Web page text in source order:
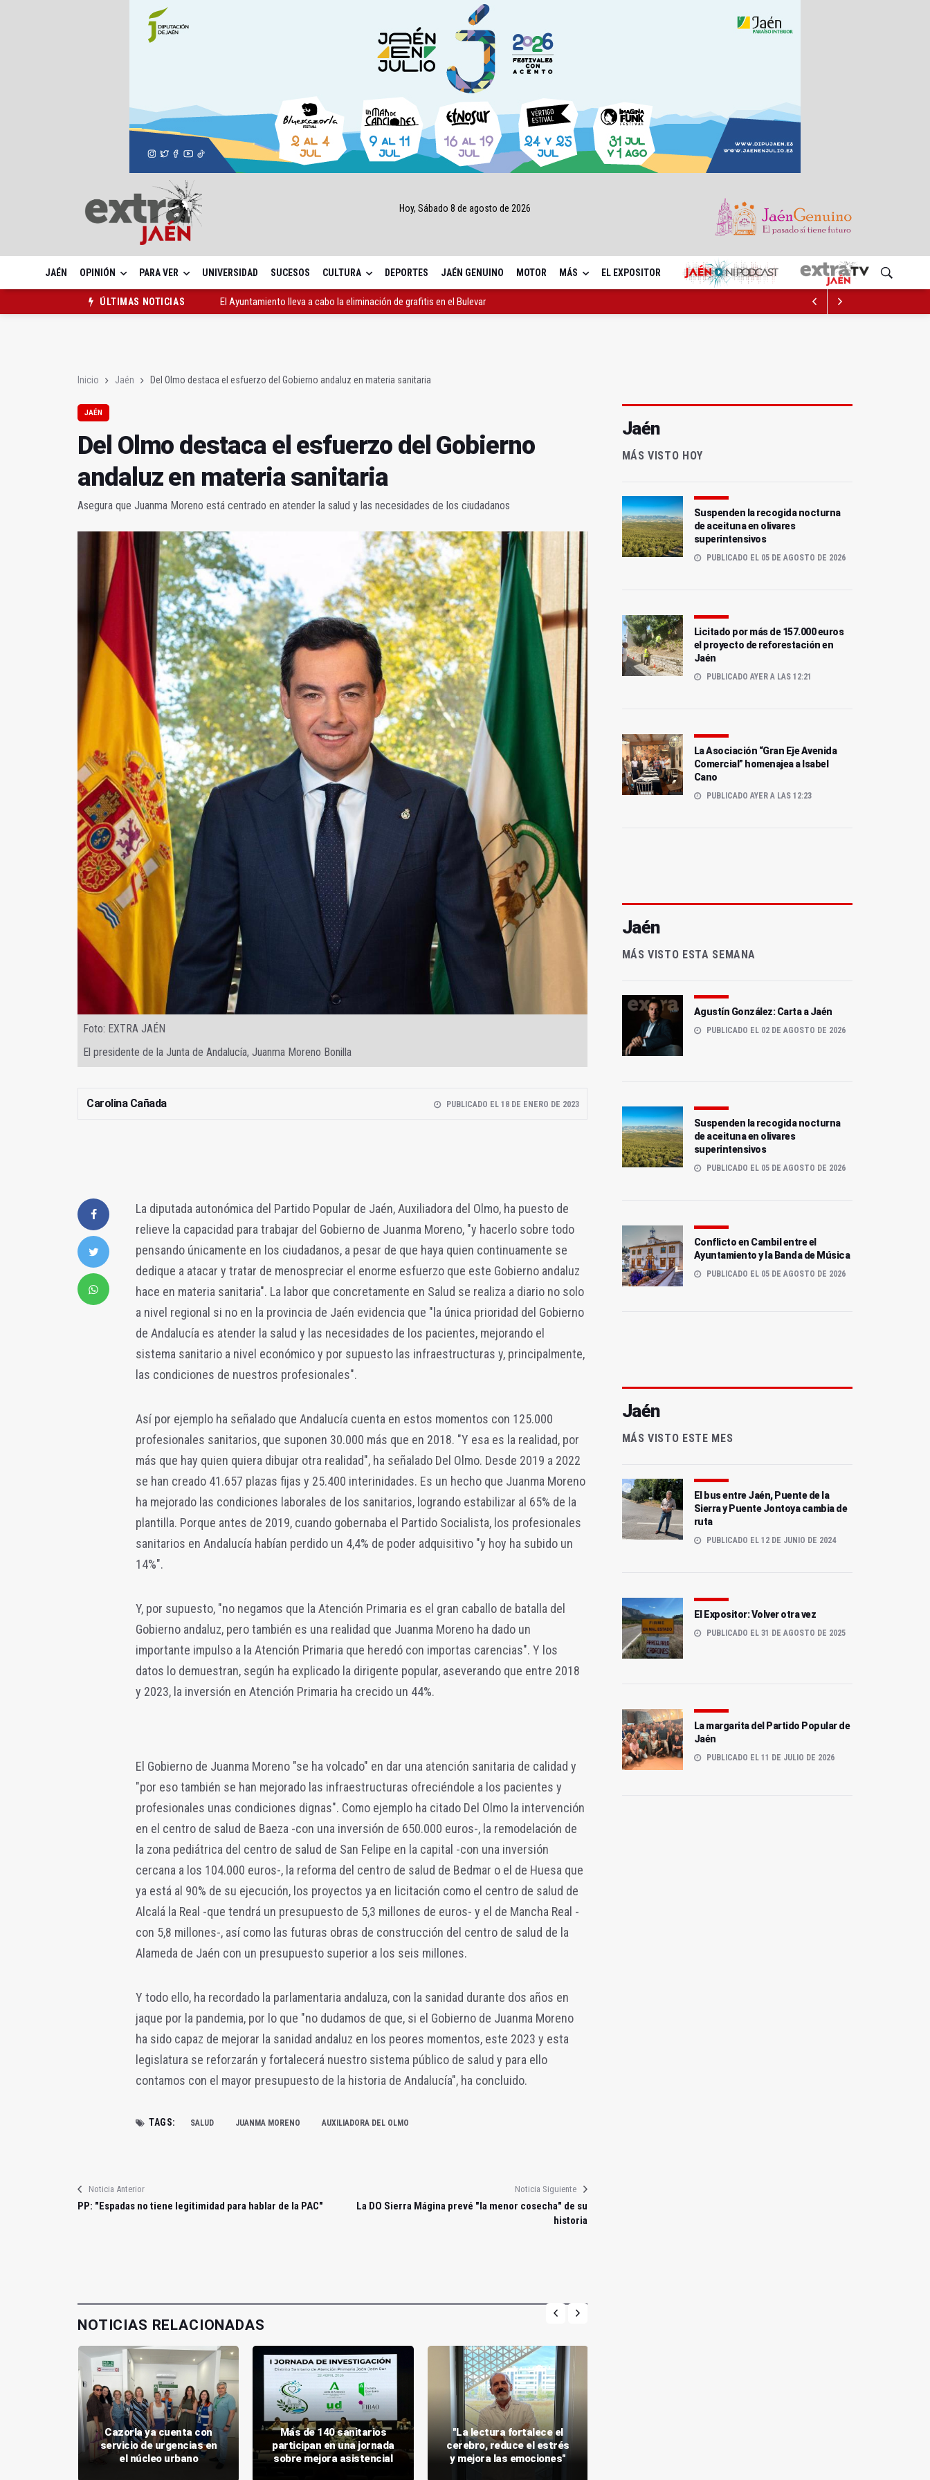
Hoy, Sábado 8 de agosto de 2026
JAÉN OPINIÓN PARA VER UNIVERSIDAD SUCESOS CULTURA DEPORTES JAÉN GENUINO MOTOR MÁS EL EXPOSITOR
ÚLTIMAS NOTICIAS
El Ayuntamiento lleva a cabo la eliminación de grafitis en el Bulevar
Inicio Jaén Del Olmo destaca el esfuerzo del Gobierno andaluz en materia sanitaria
JAÉN
Del Olmo destaca el esfuerzo del Gobierno
andaluz en materia sanitaria
Asegura que Juanma Moreno está centrado en atender la salud y las necesidades de los ciudadanos
Foto: EXTRA JAÉN
El presidente de la Junta de Andalucía, Juanma Moreno Bonilla
Carolina Cañada PUBLICADO EL 18 DE ENERO DE 2023
La diputada autonómica del Partido Popular de Jaén, Auxiliadora del Olmo, ha puesto de
relieve la capacidad para trabajar del Gobierno de Juanma Moreno, "y hacerlo sobre todo
pensando únicamente en los ciudadanos, a pesar de que haya quien continuamente se
dedique a atacar y tratar de menospreciar el enorme esfuerzo que este Gobierno andaluz
hace en materia sanitaria". La labor que concretamente en Salud se realiza a diario no solo
a nivel regional si no en la provincia de Jaén evidencia que "la única prioridad del Gobierno
de Andalucía es atender la salud y las necesidades de los pacientes, mejorando el
sistema sanitario a nivel económico y por supuesto las infraestructuras y, principalmente,
las condiciones de nuestros profesionales".
Así por ejemplo ha señalado que Andalucía cuenta en estos momentos con 125.000
profesionales sanitarios, que suponen 30.000 más que en 2018. "Y esa es la realidad, por
más que hay quien quiera dibujar otra realidad", ha señalado Del Olmo. Desde 2019 a 2022
se han creado 41.657 plazas fijas y 25.400 interinidades. Es un hecho que Juanma Moreno
ha mejorado las condiciones laborales de los sanitarios, logrando estabilizar al 65% de la
plantilla. Porque antes de 2019, cuando gobernaba el Partido Socialista, los profesionales
sanitarios en Andalucía habían perdido un 4,4% de poder adquisitivo "y hoy ha subido un
14%".
Y, por supuesto, "no negamos que la Atención Primaria es el gran caballo de batalla del
Gobierno andaluz, pero también es una realidad que Juanma Moreno ha dado un
importante impulso a la Atención Primaria que heredó con importas carencias". Y los
datos lo demuestran, según ha explicado la dirigente popular, aseverando que entre 2018
y 2023, la inversión en Atención Primaria ha crecido un 44%.
El Gobierno de Juanma Moreno "se ha volcado" en dar una atención sanitaria de calidad y
"por eso también se han mejorado las infraestructuras ofreciéndole a los pacientes y
profesionales unas condiciones dignas". Como ejemplo ha citado Del Olmo la intervención
en el centro de salud de Baeza -con una inversión de 650.000 euros-, la remodelación de
la zona pediátrica del centro de salud de San Felipe en la capital -con una inversión
cercana a los 104.000 euros-, la reforma del centro de salud de Bedmar o el de Huesa que
ya está al 90% de su ejecución, los proyectos ya en licitación como el centro de salud de
Alcalá la Real -que tendrá un presupuesto de 5,3 millones de euros- y el de Mancha Real -
con 5,8 millones-, así como las futuras obras de construcción del centro de salud de la
Alameda de Jaén con un presupuesto superior a los seis millones.
Y todo ello, ha recordado la parlamentaria andaluza, con la sanidad durante dos años en
jaque por la pandemia, por lo que "no dudamos de que, si el Gobierno de Juanma Moreno
ha sido capaz de mejorar la sanidad andaluz en los peores momentos, este 2023 y esta
legislatura se reforzarán y fortalecerá nuestro sistema público de salud y para ello
contamos con el mayor presupuesto de la historia de Andalucía", ha concluido.
TAGS: SALUD JUANMA MORENO AUXILIADORA DEL OLMO
Noticia Anterior
PP: "Espadas no tiene legitimidad para hablar de la PAC"
Noticia Siguiente
La DO Sierra Mágina prevé "la menor cosecha" de su
historia
NOTICIAS RELACIONADAS
Cazorla ya cuenta con
servicio de urgencias en
el núcleo urbano
Más de 140 sanitarios
participan en una jornada
sobre mejora asistencial
"La lectura fortalece el
cerebro, reduce el estrés
y mejora las emociones"
Jaén
MÁS VISTO HOY
Suspenden la recogida nocturna
de aceituna en olivares
superintensivos
PUBLICADO EL 05 DE AGOSTO DE 2026
Licitado por más de 157.000 euros
el proyecto de reforestación en
Jaén
PUBLICADO AYER A LAS 12:21
La Asociación “Gran Eje Avenida
Comercial” homenajea a Isabel
Cano
PUBLICADO AYER A LAS 12:23
Jaén
MÁS VISTO ESTA SEMANA
Agustín González: Carta a Jaén
PUBLICADO EL 02 DE AGOSTO DE 2026
Suspenden la recogida nocturna
de aceituna en olivares
superintensivos
PUBLICADO EL 05 DE AGOSTO DE 2026
Conflicto en Cambil entre el
Ayuntamiento y la Banda de Música
PUBLICADO EL 05 DE AGOSTO DE 2026
Jaén
MÁS VISTO ESTE MES
El bus entre Jaén, Puente de la
Sierra y Puente Jontoya cambia de
ruta
PUBLICADO EL 12 DE JUNIO DE 2024
El Expositor: Volver otra vez
PUBLICADO EL 31 DE AGOSTO DE 2025
La margarita del Partido Popular de
Jaén
PUBLICADO EL 11 DE JULIO DE 2026